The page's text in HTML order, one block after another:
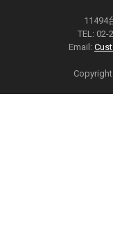
11494
TEL:
Email: